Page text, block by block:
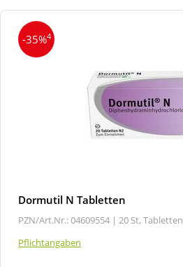
-35%4
Dormutil N Tabletten
PZN/Art.Nr.: 04609554 | 20 St, Tabletten
Pflichtangaben